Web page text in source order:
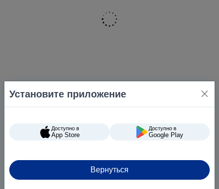
Установите приложение
Доступно в
App Store
Доступно в
Google Play
Вернуться